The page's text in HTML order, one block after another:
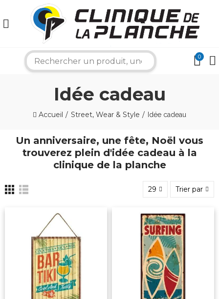
0
Idée cadeau
Accueil Street, Wear & Style Idée cadeau
Un anniversaire, une fête, Noël vous
trouverez plein d'idée cadeau à la
clinique de la planche
29 Trier par
Bonjour ! Je suis votre expert nautique.
Comment puis-je vous aider aujourd'hui ?